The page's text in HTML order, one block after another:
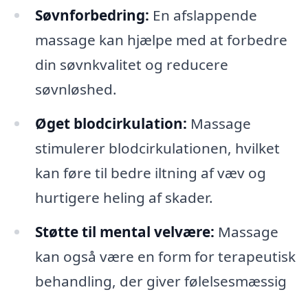
Søvnforbedring: En afslappende
massage kan hjælpe med at forbedre
din søvnkvalitet og reducere
søvnløshed.
Øget blodcirkulation: Massage
stimulerer blodcirkulationen, hvilket
kan føre til bedre iltning af væv og
hurtigere heling af skader.
Støtte til mental velvære: Massage
kan også være en form for terapeutisk
behandling, der giver følelsesmæssig